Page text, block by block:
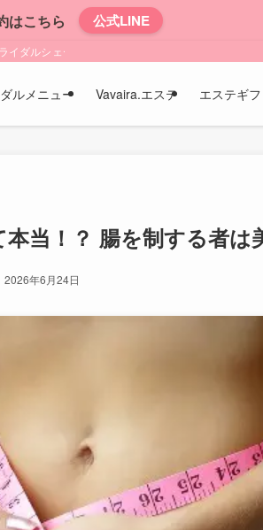
はこちら 公式LINE
ダルシェービング、よもぎ蒸し・ボディエステ
ルメニュー Vavaira.エステ エステギ
本当！？ 腸を制する者は
2026年6月24日